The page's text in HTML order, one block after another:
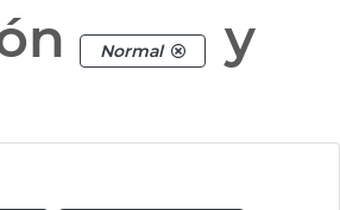
Normal
y